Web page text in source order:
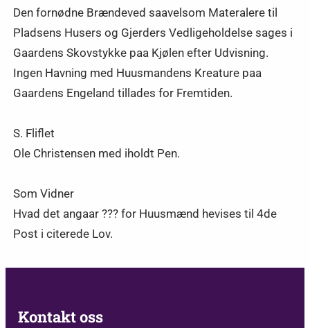
Den fornødne Brændeved saavelsom Materalere til
Pladsens Husers og Gjerders Vedligeholdelse sages i
Gaardens Skovstykke paa Kjølen efter Udvisning.
Ingen Havning med Huusmandens Kreature paa
Gaardens Engeland tillades for Fremtiden.
S. Fliflet
Ole Christensen med iholdt Pen.
Som Vidner
Hvad det angaar ??? for Huusmænd hevises til 4de
Post i citerede Lov.
Kontakt oss